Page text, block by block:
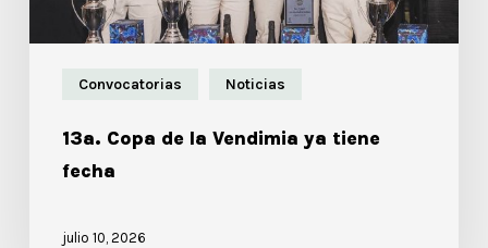
Convocatorias Noticias
13a. Copa de la Vendimia ya tiene
fecha
julio 10, 2026